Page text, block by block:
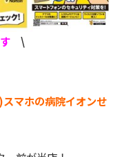
\
マホの病院イオンせ